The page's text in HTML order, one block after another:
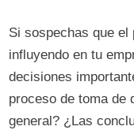
Si sospechas que el
influyendo en tu
decisiones
proceso de toma de
general? ¿Las